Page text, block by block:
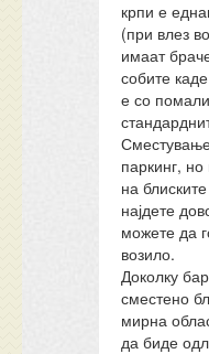
крпи е
(при влез
имаат
собите
е со
паркинг,
на
најдете
можете да
возило.
Доколку
сместено
мирна
да биде